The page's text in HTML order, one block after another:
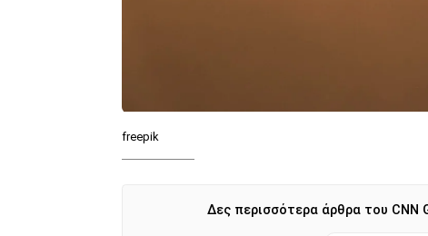
freepik
Δες περισσότερα άρθρα του CNN